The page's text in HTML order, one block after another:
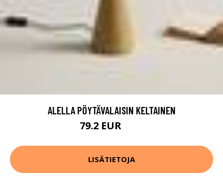
ALELLA PÖYTÄVALAISIN KELTAINEN
79.2 EUR
LISÄTIETOJA